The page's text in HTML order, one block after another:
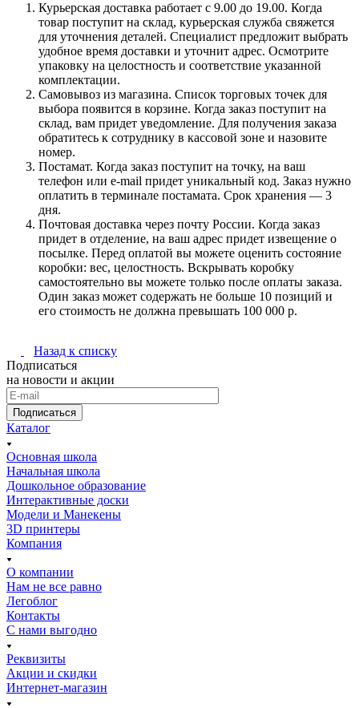
Курьерская доставка работает с 9.00 до 19.00. Когда
товар поступит на склад, курьерская служба свяжется
для уточнения деталей. Специалист предложит выбрать
удобное время доставки и уточнит адрес. Осмотрите
упаковку на целостность и соответствие указанной
комплектации.
Самовывоз из магазина. Список торговых точек для
выбора появится в корзине. Когда заказ поступит на
склад, вам придет уведомление. Для получения заказа
обратитесь к сотруднику в кассовой зоне и назовите
номер.
Постамат. Когда заказ поступит на точку, на ваш
телефон или e-mail придет уникальный код. Заказ нужно
оплатить в терминале постамата. Срок хранения — 3
дня.
Почтовая доставка через почту России. Когда заказ
придет в отделение, на ваш адрес придет извещение о
посылке. Перед оплатой вы можете оценить состояние
коробки: вес, целостность. Вскрывать коробку
самостоятельно вы можете только после оплаты заказа.
Один заказ может содержать не больше 10 позиций и
его стоимость не должна превышать 100 000 р.
Назад к списку
Подписаться
на новости и акции
Подписаться
Каталог
Основная школа
Начальная школа
Дошкольное образование
Интерактивные доски
Модели и Манекены
3D принтеры
Компания
О компании
Нам не все равно
Легоблог
Контакты
С нами выгодно
Реквизиты
Акции и скидки
Интернет-магазин